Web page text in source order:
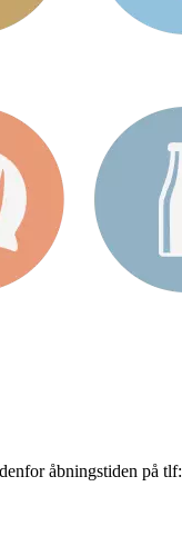
åbningstiden på tlf: